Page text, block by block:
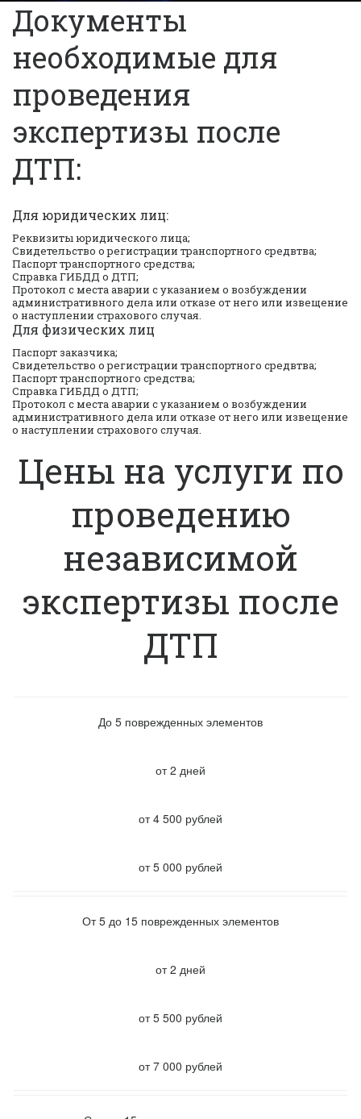
Документы
необходимые для
проведения
экспертизы после
ДТП:
Для юридических лиц:
Реквизиты юридического лица;
Свидетельство о регистрации транспортного средвтва;
Паспорт транспортного средства;
Справка ГИБДД о ДТП;
Протокол с места аварии с указанием о возбуждении
административного дела или отказе от него или извещение
о наступлении страхового случая.
Для физических лиц
Паспорт заказчика;
Свидетельство о регистрации транспортного средвтва;
Паспорт транспортного средства;
Справка ГИБДД о ДТП;
Протокол с места аварии с указанием о возбуждении
административного дела или отказе от него или извещение
о наступлении страхового случая.
Цены на услуги по
проведению
независимой
экспертизы после
ДТП
До 5 поврежденных элементов
от 2 дней
от 4 500 рублей
от 5 000 рублей
От 5 до 15 поврежденных элементов
от 2 дней
от 5 500 рублей
от 7 000 рублей